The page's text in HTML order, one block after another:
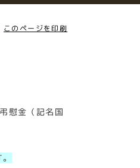
このページを印刷
慰金（記名国